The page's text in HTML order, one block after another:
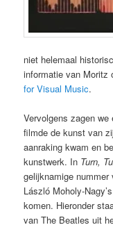
niet helemaal
informatie van
for Visual Music.
Vervolgens zagen
filmde de kunst van
aanraking kwam en
kunstwerk. In Turn,
gelijknamige nummer
László Moholy-
komen. Hieronder
van The Beatles uit